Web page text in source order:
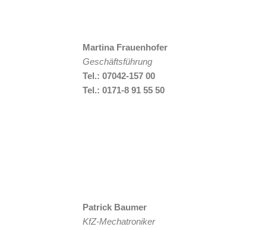
Martina Frauenhofer
Geschäftsführung
Tel.: 07042-157 00
Tel.: 0171-8 91 55 50
Patrick Baumer
KfZ-Mechatroniker